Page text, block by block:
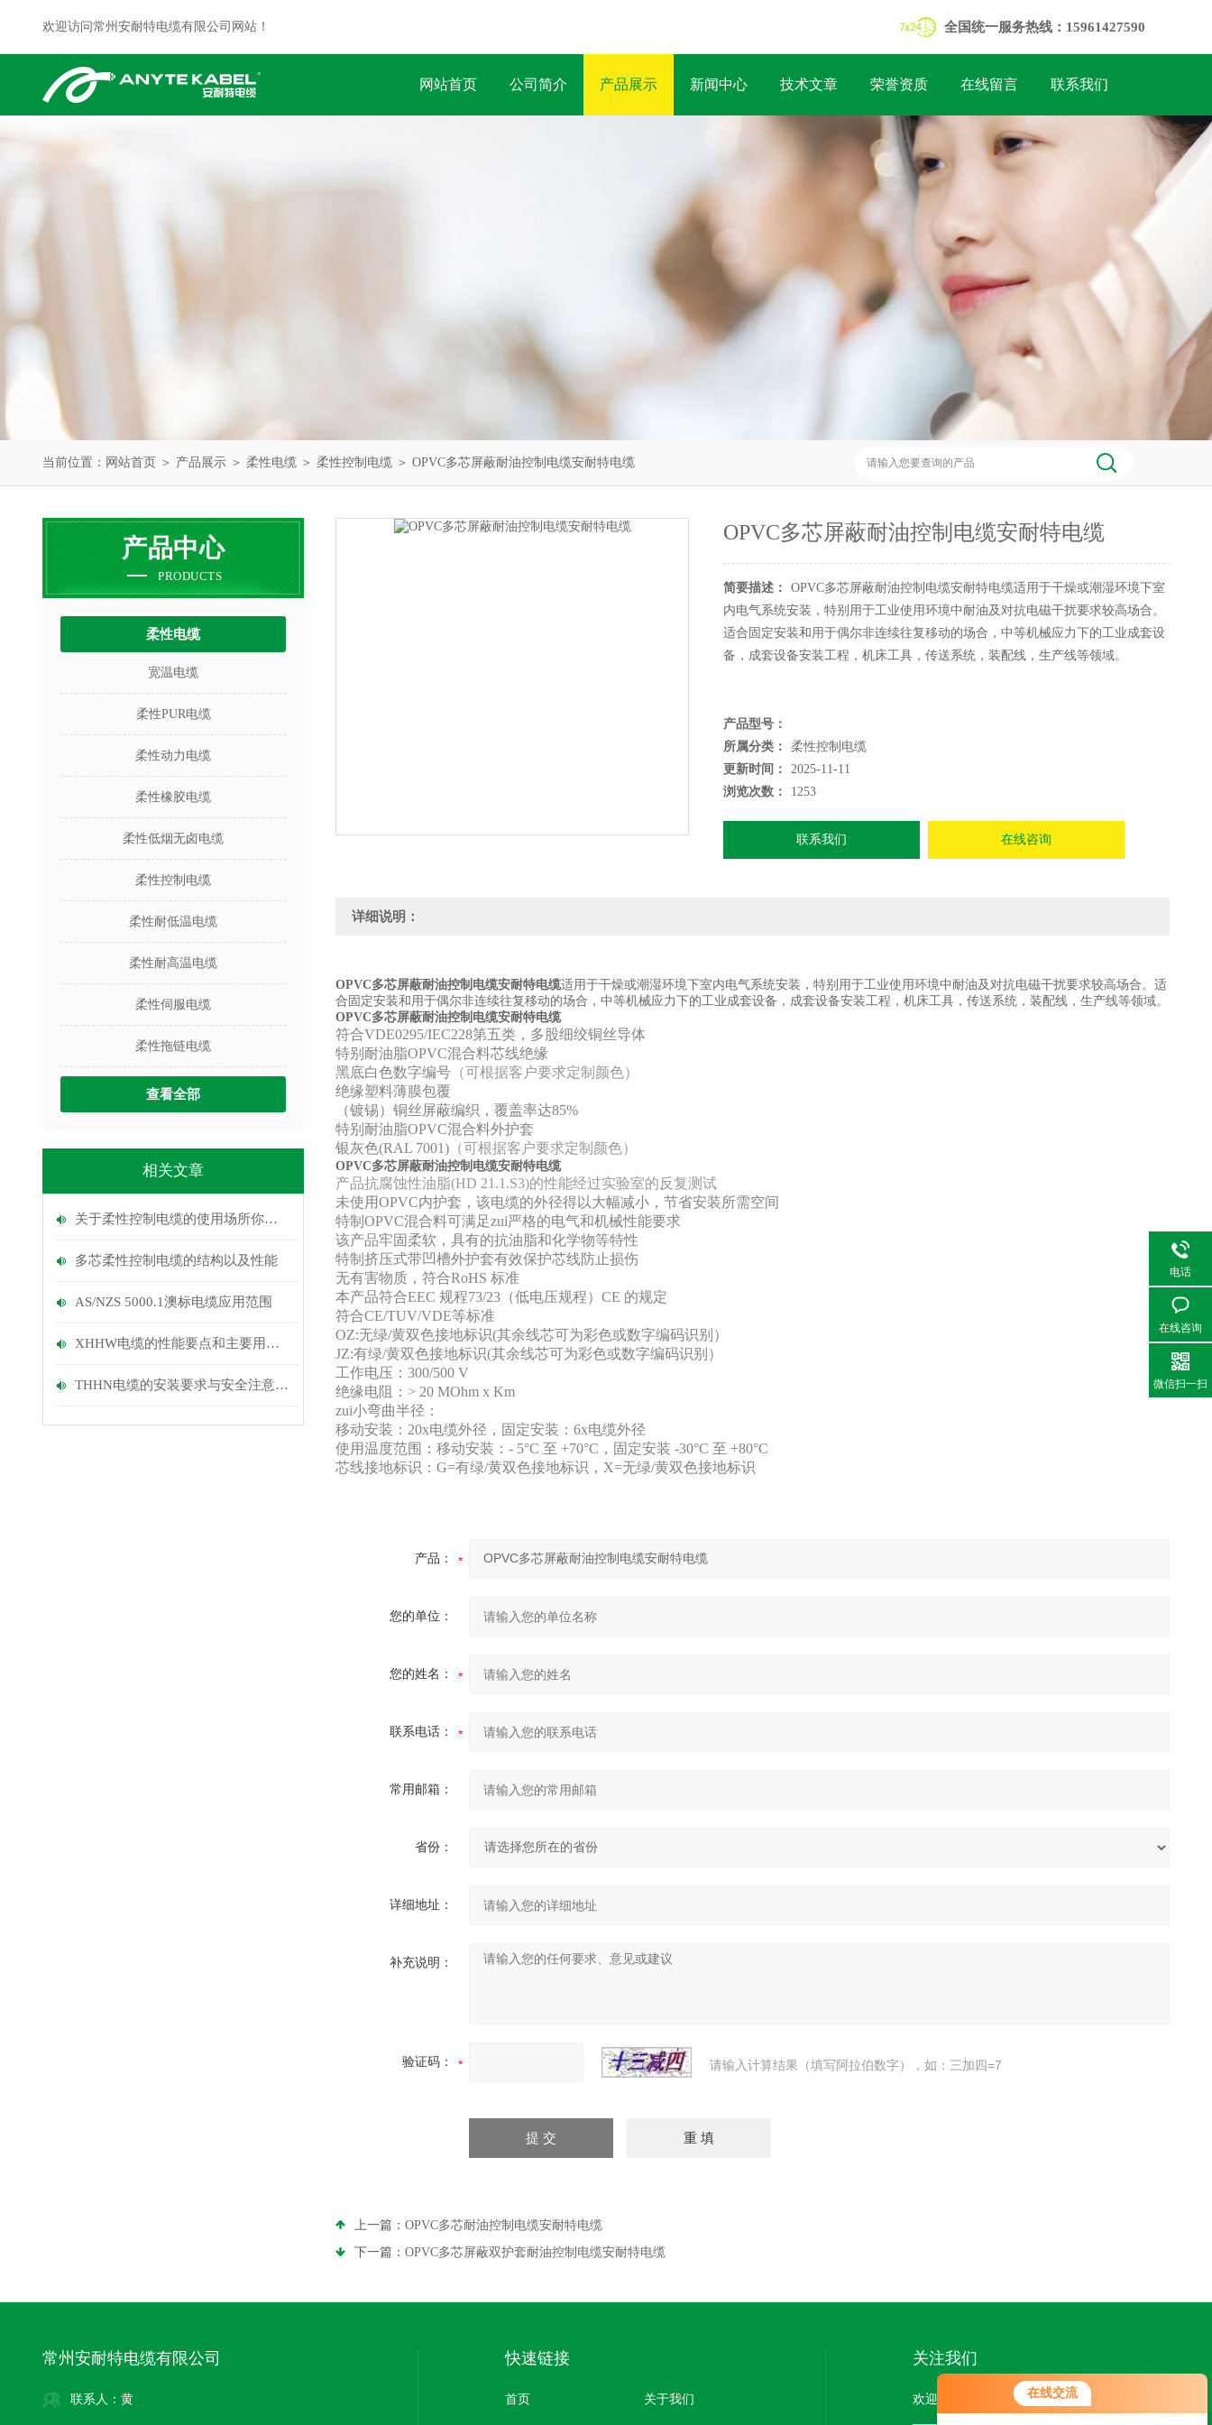
在线交流
您好！欢迎前来咨询，很高兴为您
服务，请问您要咨询什么问题呢？
欢迎访问常州安耐特电缆有限公司网站！ 全国统一服务热线：15961427590
网站首页 公司简介 产品展示 新闻中心 技术文章 荣誉资质 在线留言 联系我们
当前位置： 网站首页 ＞ 产品展示 ＞ 柔性电缆 ＞ 柔性控制电缆 ＞ OPVC多芯屏蔽耐油控制电缆安耐特电缆
产品中心
PRODUCTS
柔性电缆
宽温电缆
柔性PUR电缆
柔性动力电缆
柔性橡胶电缆
柔性低烟无卤电缆
柔性控制电缆
柔性耐低温电缆
柔性耐高温电缆
柔性伺服电缆
柔性拖链电缆
查看全部
相关文章
关于柔性控制电缆的使用场所你知道多少？
多芯柔性控制电缆的​结构以及​性能
AS/NZS 5000.1澳标电缆应用范围
XHHW电缆的性能要点和主要用途说明
THHN电缆的安装要求与安全注意事项
OPVC多芯屏蔽耐油控制电缆安耐特电缆
简要描述：
OPVC多芯屏蔽耐油控制电缆安耐特电缆适用于干燥或潮湿环境下室
内电气系统安装，特别用于工业使用环境中耐油及对抗电磁干扰要求较高场合。
适合固定安装和用于偶尔非连续往复移动的场合，中等机械应力下的工业成套设
备，成套设备安装工程，机床工具，传送系统，装配线，生产线等领域。
产品型号：
所属分类：
柔性控制电缆
更新时间：
2025-11-11
浏览次数：
1253
联系我们 在线咨询
详细说明：
OPVC多芯屏蔽耐油控制电缆安耐特电缆适用于干燥或潮湿环境下室内电气系统安装，特别用于工业使用环境中耐油及对抗电磁干扰要求较高场合。适
合固定安装和用于偶尔非连续往复移动的场合，中等机械应力下的工业成套设备，成套设备安装工程，机床工具，传送系统，装配线，生产线等领域。
OPVC多芯屏蔽耐油控制电缆安耐特电缆
符合VDE0295/IEC228第五类，多股细绞铜丝导体
特别耐油脂OPVC混合料芯线绝缘
黑底白色数字编号 （可根据客户要求定制颜色）
绝缘塑料薄膜包覆
（镀锡）铜丝屏蔽编织，覆盖率达85%
特别耐油脂OPVC混合料外护套
银灰色(RAL 7001) （可根据客户要求定制颜色）
OPVC多芯屏蔽耐油控制电缆安耐特电缆
产品抗腐蚀性油脂(HD 21.1.S3)的性能经过实验室的反复测试
未使用OPVC内护套，该电缆的外径得以大幅减小，节省安装所需空间
特制OPVC混合料可满足zui严格的电气和机械性能要求
该产品牢固柔软，具有的抗油脂和化学物等特性
特制挤压式带凹槽外护套有效保护芯线防止损伤
无有害物质，符合RoHS 标准
本产品符合EEC 规程73/23（低电压规程）CE 的规定
符合CE/TUV/VDE等标准
OZ:无绿/黄双色接地标识(其余线芯可为彩色或数字编码识别）
JZ:有绿/黄双色接地标识(其余线芯可为彩色或数字编码识别）
工作电压：300/500 V
绝缘电阻：> 20 MOhm x Km
zui小弯曲半径：
移动安装：20x电缆外径，固定安装：6x电缆外径
使用温度范围：移动安装：- 5°C 至 +70°C，固定安装 -30°C 至 +80°C
芯线接地标识：G=有绿/黄双色接地标识，X=无绿/黄双色接地标识
产品：
您的单位：
您的姓名：
联系电话：
常用邮箱：
省份：
详细地址：
补充说明：
验证码： 请输入计算结果（填写阿拉伯数字），如：三加四=7
上一篇： OPVC多芯耐油控制电缆安耐特电缆
下一篇： OPVC多芯屏蔽双护套耐油控制电缆安耐特电缆
常州安耐特电缆有限公司
联系人：黄
快速链接
首页 关于我们
关注我们
欢迎您关注我们的微信公众号了解更多信息：
电话
在线咨询
微信扫一扫